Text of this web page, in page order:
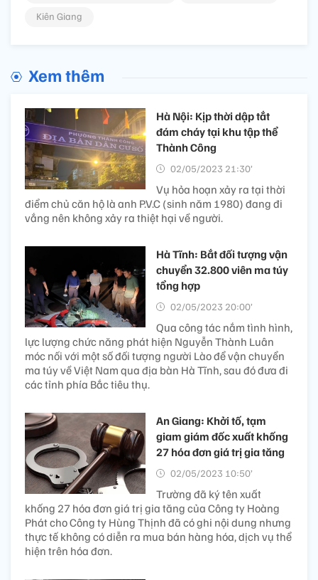
Kiên Giang
Xem thêm
Hà Nội: Kịp thời dập tắt
đám cháy tại khu tập thể
Thành Công
02/05/2023 21:30’
Vụ hỏa hoạn xảy ra tại thời
điểm chủ căn hộ là anh P.V.C (sinh năm 1980) đang đi
vắng nên không xảy ra thiệt hại về người.
Hà Tĩnh: Bắt đối tượng vận
chuyển 32.800 viên ma túy
tổng hợp
02/05/2023 20:00’
Qua công tác nắm tình hình,
lực lượng chức năng phát hiện Nguyễn Thành Luân
móc nối với một số đối tượng người Lào để vận chuyển
ma túy về Việt Nam qua địa bàn Hà Tĩnh, sau đó đưa đi
các tỉnh phía Bắc tiêu thụ.
An Giang: Khởi tố, tạm
giam giám đốc xuất khống
27 hóa đơn giá trị gia tăng
02/05/2023 10:50’
Trường đã ký tên xuất
khống 27 hóa đơn giá trị gia tăng của Công ty Hoàng
Phát cho Công ty Hùng Thịnh đã có ghi nội dung nhưng
thực tế không có diễn ra mua bán hàng hóa, dịch vụ thể
hiện trên hóa đơn.